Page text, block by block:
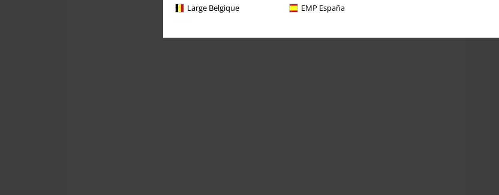
Large Belgique EMP España